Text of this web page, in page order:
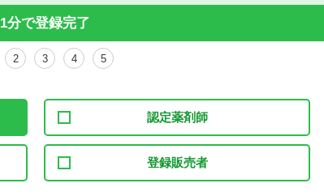
1分で登録完了
2 3 4 5
認定薬剤師
登録販売者